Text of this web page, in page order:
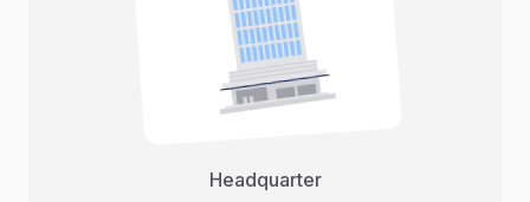
Headquarter